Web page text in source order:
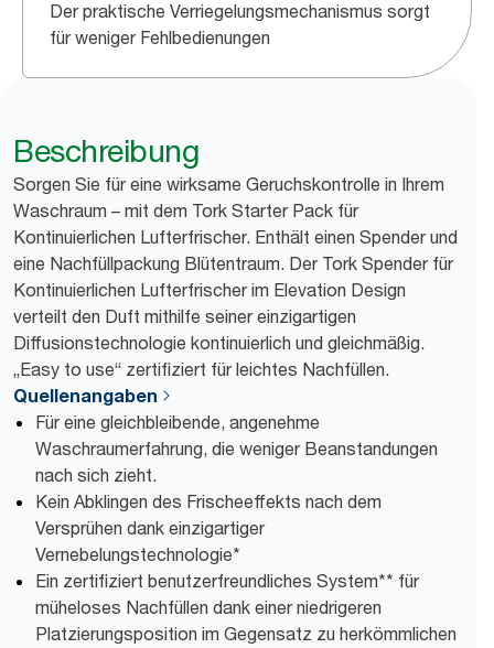
Der praktische Verriegelungsmechanismus sorgt
für weniger Fehlbedienungen
Beschreibung
Sorgen Sie für eine wirksame Geruchskontrolle in Ihrem
Waschraum – mit dem Tork Starter Pack für
Kontinuierlichen Lufterfrischer. Enthält einen Spender und
eine Nachfüllpackung Blütentraum. Der Tork Spender für
Kontinuierlichen Lufterfrischer im Elevation Design
verteilt den Duft mithilfe seiner einzigartigen
Diffusionstechnologie kontinuierlich und gleichmäßig.
„Easy to use“ zertifiziert für leichtes Nachfüllen.
Quellenangaben
Für eine gleichbleibende, angenehme
Waschraumerfahrung, die weniger Beanstandungen
nach sich zieht.
Kein Abklingen des Frischeeffekts nach dem
Versprühen dank einzigartiger
Vernebelungstechnologie*
Ein zertifiziert benutzerfreundliches System** für
müheloses Nachfüllen dank einer niedrigeren
Platzierungsposition im Gegensatz zu herkömmlichen